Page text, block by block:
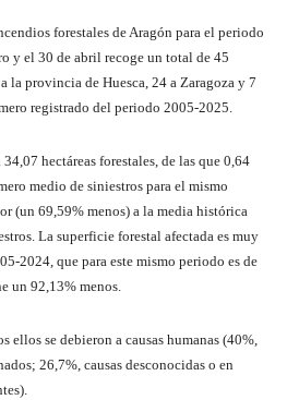
forestales de Aragón para el periodo
y el 30 de abril recoge un total de 45
la provincia de Huesca, 24 a Zaragoza y 7
registrado del periodo 2005-2025.
hectáreas forestales, de las que 0,64
medio de siniestros para el mismo
(un 69,59% menos) a la media histórica
La superficie forestal afectada es muy
2024, que para este mismo periodo es de
un 92,13% menos.
ellos se debieron a causas humanas (40%,
26,7%, causas desconocidas o en